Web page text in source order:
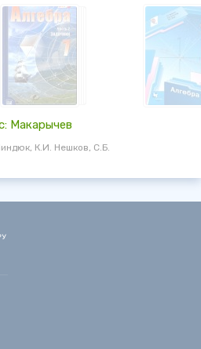
Макарычев
К.И. Нешков, С.Б.